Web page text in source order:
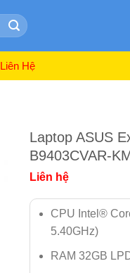
Liên Hệ
Laptop ASUS
B9403CVAR-
Liên hệ
CPU Intel®
5.40GHz)
RAM 32GB